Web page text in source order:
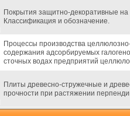
Покрытия защитно-декоративные
Классификация и обозначение.
Процессы производства
содержания адсорбируемых
сточных водах предприятий
Плиты древесно-стружечные и
прочности при растяжении